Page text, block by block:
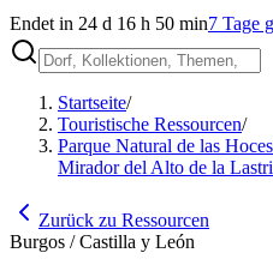
Endet in 24 d 16 h 50 min7 Tage
Startseite/
Touristische Ressourcen/
Parque Natural de las
Mirador del Alto de la
Zurück zu Ressourcen
Burgos / Castilla y León